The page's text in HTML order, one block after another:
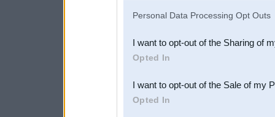
Downstream Participants
third parties.
Personal Data Processing Opt Outs
I want to opt-out of the Sharing of
Opted In
I want to opt-out of the Sale of my
Opted In